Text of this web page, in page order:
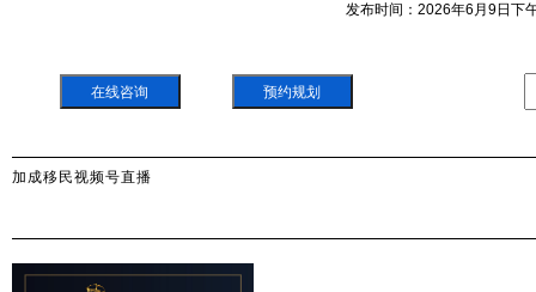
发布时间：2026年6月9日下
在线咨询 预约规划
加成移民视频号直播